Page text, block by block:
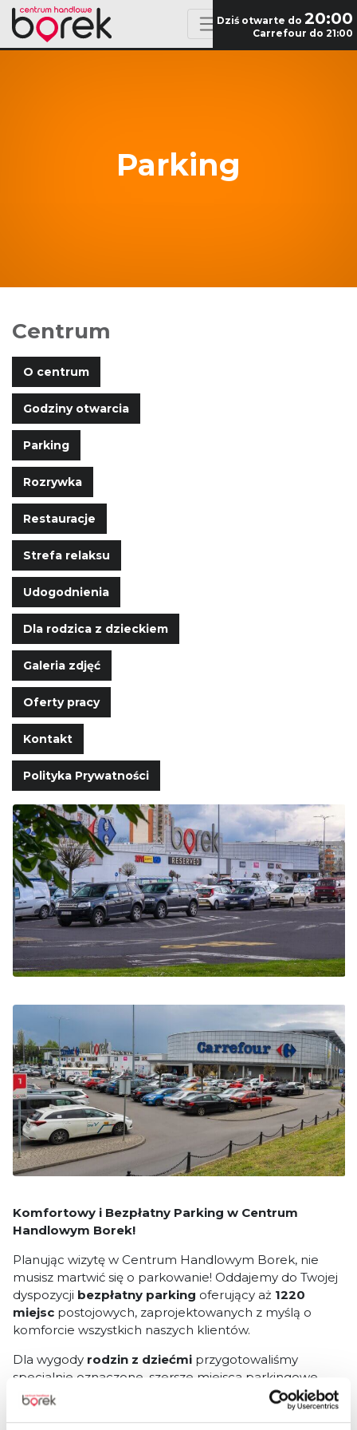
Dziś otwarte do 20:00
Carrefour do 21:00
Parking
Centrum
O centrum
Godziny otwarcia
Parking
Rozrywka
Restauracje
Strefa relaksu
Udogodnienia
Dla rodzica z dzieckiem
Galeria zdjęć
Oferty pracy
Kontakt
Polityka Prywatności
Komfortowy i Bezpłatny Parking w Centrum
Handlowym Borek!
Planując wizytę w Centrum Handlowym Borek, nie
musisz martwić się o parkowanie! Oddajemy do Twojej
dyspozycji bezpłatny parking oferujący aż 1220
miejscpostojowych, zaprojektowanych z myślą o
komforcie wszystkich naszych klientów.
Dla wygody rodzin z dziećmiprzygotowaliśmy
specjalnie oznaczone, szersze miejsca parkingowe,
zlokalizowane blisko wejść do centrum, co znacznie
ułatwia wypakowywanie wózków i bezpieczne